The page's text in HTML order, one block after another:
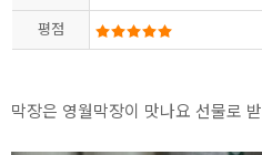
평점
막장은 영월막장이 맛나요 선물로